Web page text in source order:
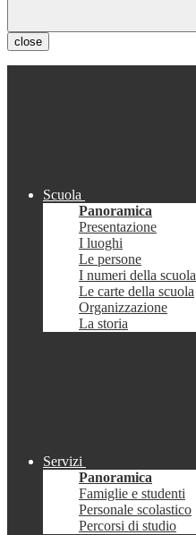
close
Scuola
Panoramica
Presentazione
I luoghi
Le persone
I numeri della scuola
Le carte della scuola
Organizzazione
La storia
Servizi
Panoramica
Famiglie e studenti
Personale scolastico
Percorsi di studio